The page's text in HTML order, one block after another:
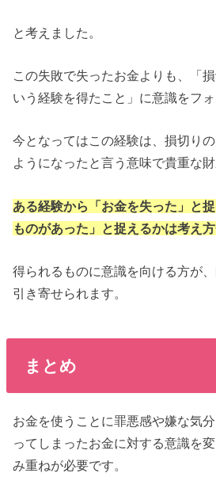
と考えました。
この失敗で失ったお金よりも、「
いう経験を得たこと」に意識をフォ
今となってはこの経験は、損切り
ようになったと言う意味で貴重な財
ある経験から「お金を失った」と
ものがあった」と捉えるかは考え方
得られるものに意識を向ける方が
引き寄せられます。
まとめ
お金を使うことに罪悪感や嫌な気
ってしまったお金に対する意識を
み重ねが必要です。